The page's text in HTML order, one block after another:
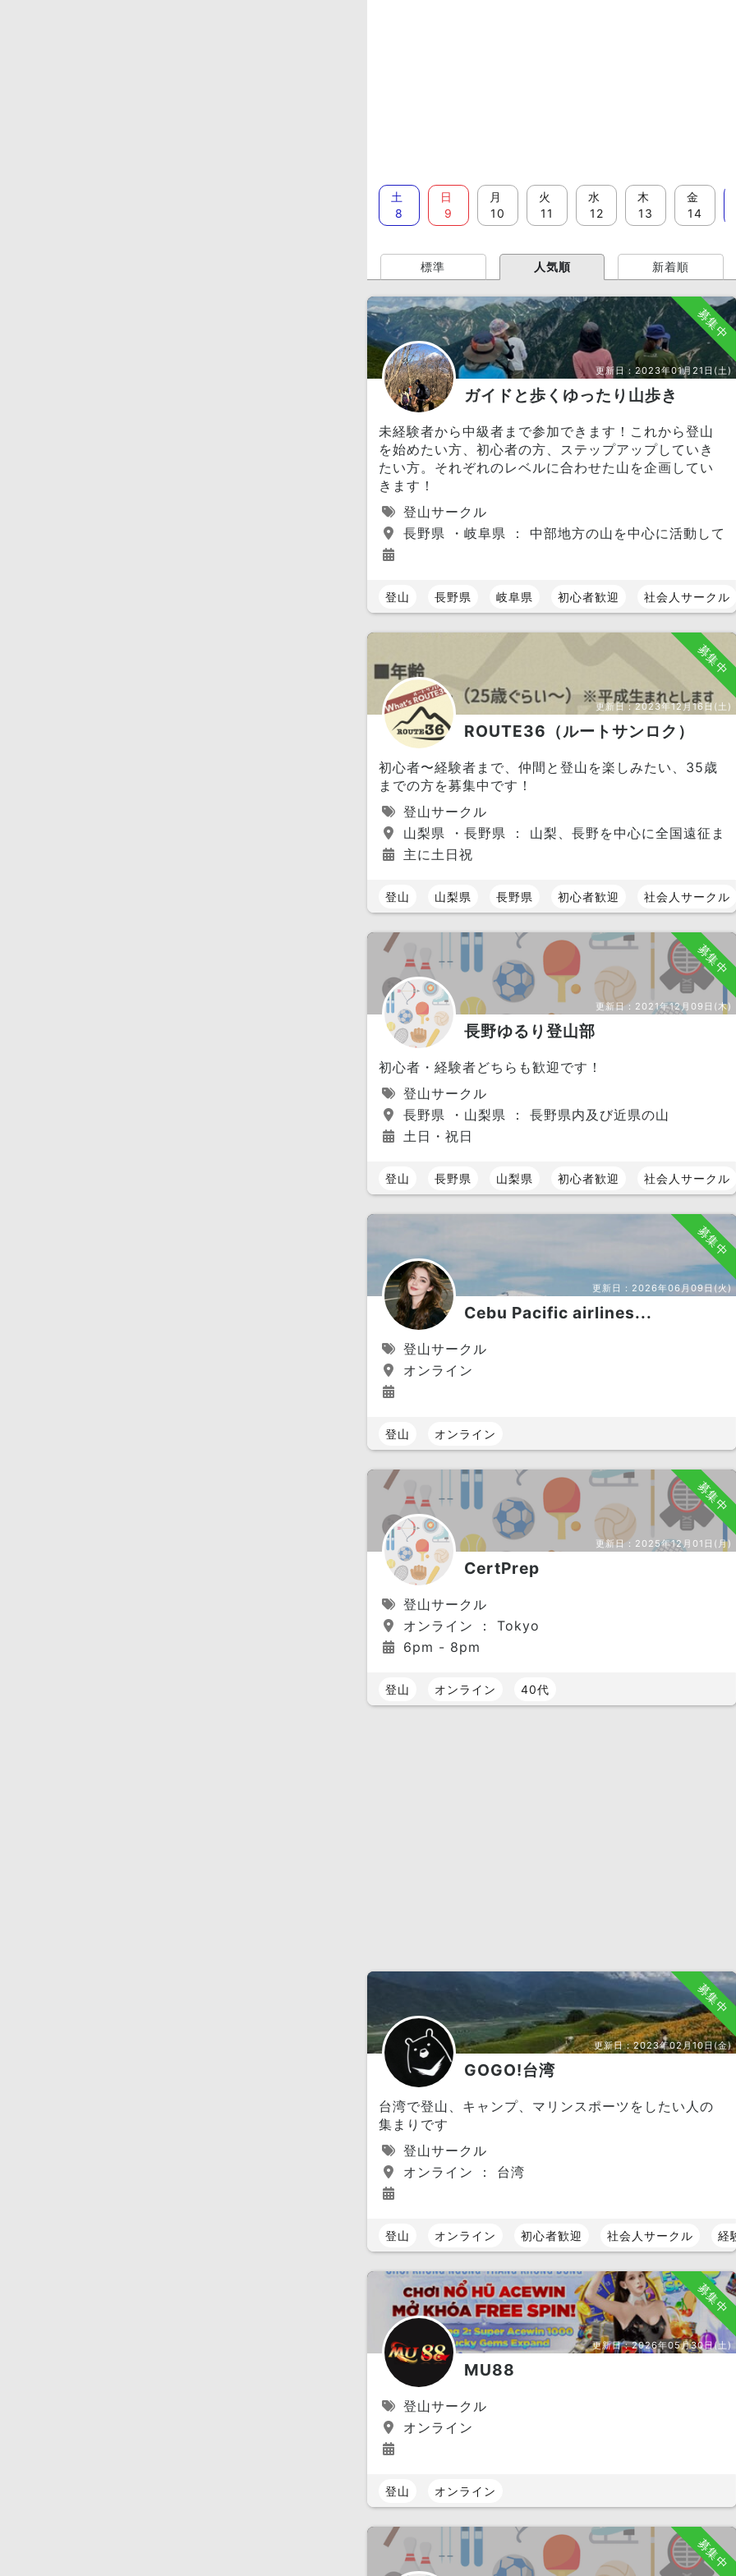
土
8
日
9
月
10
火
11
水
12
木
13
金
14
標準 人気順 新着順
募集中
更新日： 2023年01月21日(土)
ガイドと歩くゆったり山歩き
未経験者から中級者まで参加できます！これから登山
を始めたい方、初心者の方、ステップアップしていき
たい方。それぞれのレベルに合わせた山を企画してい
きます！
登山サークル
長野県 ・岐阜県 ： 中部地方の山を中心に活動してい
登山 長野県 岐阜県 初心者歓迎 社会人サークル
募集中
更新日：2023年12月16日(土)
ROUTE36（ルートサンロク）
初心者〜経験者まで、仲間と登山を楽しみたい、35歳
までの方を募集中です！
登山サークル
山梨県 ・長野県 ： 山梨、長野を中心に全国遠征まで
主に土日祝
登山 山梨県 長野県 初心者歓迎 社会人サークル
募集中
更新日： 2021年12月09日(木)
長野ゆるり登山部
初心者・経験者どちらも歓迎です！
登山サークル
長野県 ・山梨県 ： 長野県内及び近県の山
土日・祝日
登山 長野県 山梨県 初心者歓迎 社会人サークル
募集中
更新日： 2026年06月09日(火)
Cebu Pacific airlines...
登山サークル
オンライン
登山 オンライン
募集中
更新日： 2025年12月01日(月)
CertPrep
登山サークル
オンライン ： Tokyo
6pm - 8pm
登山 オンライン 40代
募集中
更新日：2023年02月10日(金)
GOGO!台湾
台湾で登山、キャンプ、マリンスポーツをしたい人の
集まりです
登山サークル
オンライン ： 台湾
登山 オンライン 初心者歓迎 社会人サークル 経
募集中
更新日：2026年05月30日(土)
MU88
登山サークル
オンライン
登山 オンライン
募集中